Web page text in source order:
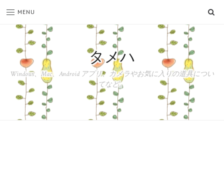
MENU
タメハ
Windows、Mac、Android アプリ、カメラやお気に入りの道具につい
てなど。